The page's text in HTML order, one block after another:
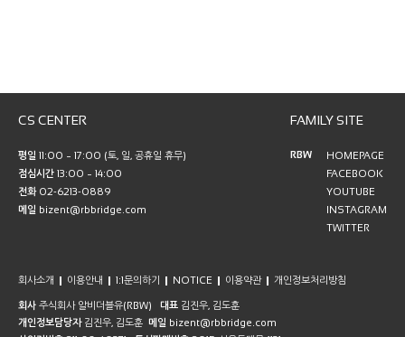
CS CENTER
평일 11:00 ~ 17:00 (토, 일, 공휴일 휴무)
점심시간 13:00 ~ 14:00
전화02-6213-0889
메일 bizent@rbbridge.com
FAMILY SITE
RBW
HOMEPAGE
FACEBOOK
YOUTUBE
INSTAGRAM
TWITTER
회사소개 이용안내 1:1문의하기 NOTICE 이용약관 개인정보처리방침
회사 주식회사 알비더블유(RBW) 대표 김진우, 김도훈
개인정보담당자김진우, 김도훈 메일 bizent@rbbridge.com